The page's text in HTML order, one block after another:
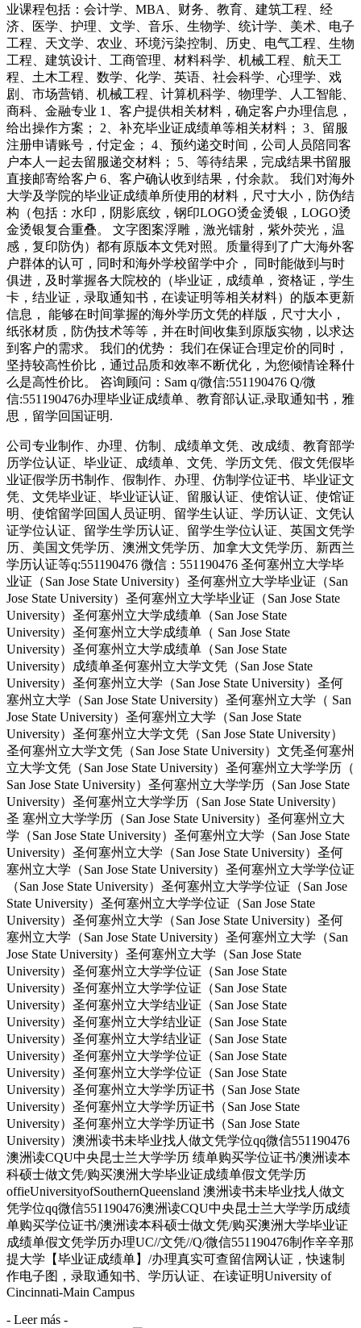
业课程包括：会计学、MBA、财务、教育、建筑工程、经
济、医学、护理、文学、音乐、生物学、统计学、美术、电子
工程、天文学、农业、环境污染控制、历史、电气工程、生物
工程、建筑设计、工商管理、材料科学、机械工程、航天工
程、土木工程、数学、化学、英语、社会科学、心理学、戏
剧、市场营销、机械工程、计算机科学、物理学、人工智能、
商科、金融专业 1、客户提供相关材料，确定客户办理信息，
给出操作方案； 2、补充毕业证成绩单等相关材料； 3、留服
注册申请账号，付定金； 4、预约递交时间，公司人员陪同客
户本人一起去留服递交材料； 5、等待结果，完成结果书留服
直接邮寄给客户 6、客户确认收到结果，付余款。 我们对海外
大学及学院的毕业证成绩单所使用的材料，尺寸大小，防伪结
构（包括：水印，阴影底纹，钢印LOGO烫金烫银，LOGO烫
金烫银复合重叠。 文字图案浮雕，激光镭射，紫外荧光，温
感，复印防伪）都有原版本文凭对照。质量得到了广大海外客
户群体的认可，同时和海外学校留学中介， 同时能做到与时
俱进，及时掌握各大院校的（毕业证，成绩单，资格证，学生
卡，结业证，录取通知书，在读证明等相关材料）的版本更新
信息， 能够在时间掌握的海外学历文凭的样版，尺寸大小，
纸张材质，防伪技术等等，并在时间收集到原版实物，以求达
到客户的需求。 我们的优势： 我们在保证合理定价的同时，
坚持较高性价比，通过品质和效率不断优化，为您倾情诠释什
么是高性价比。 咨询顾问：Sam q/微信:551190476 Q/微
信:551190476办理毕业证成绩单、教育部认证,录取通知书，雅
思，留学回国证明.
公司专业制作、办理、仿制、成绩单文凭、改成绩、教育部学
历学位认证、毕业证、成绩单、文凭、学历文凭、假文凭假毕
业证假学历书制作、假制作、办理、仿制学位证书、毕业证文
凭、文凭毕业证、毕业证认证、留服认证、使馆认证、使馆证
明、使馆留学回国人员证明、留学生认证、学历认证、文凭认
证学位认证、留学生学历认证、留学生学位认证、英国文凭学
历、美国文凭学历、澳洲文凭学历、加拿大文凭学历、新西兰
学历认证等q:551190476 微信：551190476 圣何塞州立大学毕
业证（San Jose State University）圣何塞州立大学毕业证（San
Jose State University）圣何塞州立大学毕业证（San Jose State
University）圣何塞州立大学成绩单（San Jose State
University）圣何塞州立大学成绩单（ San Jose State
University）圣何塞州立大学成绩单（San Jose State
University）成绩单圣何塞州立大学文凭（San Jose State
University）圣何塞州立大学（San Jose State University）圣何
塞州立大学（San Jose State University）圣何塞州立大学（ San
Jose State University）圣何塞州立大学（San Jose State
University）圣何塞州立大学文凭（San Jose State University）
圣何塞州立大学文凭（San Jose State University）文凭圣何塞州
立大学文凭（San Jose State University）圣何塞州立大学学历（
San Jose State University）圣何塞州立大学学历（San Jose State
University）圣何塞州立大学学历（San Jose State University）
圣 塞州立大学学历（San Jose State University）圣何塞州立大
学（San Jose State University）圣何塞州立大学（San Jose State
University）圣何塞州立大学（San Jose State University）圣何
塞州立大学（San Jose State University）圣何塞州立大学学位证
（San Jose State University）圣何塞州立大学学位证（San Jose
State University）圣何塞州立大学学位证（San Jose State
University）圣何塞州立大学（San Jose State University）圣何
塞州立大学（San Jose State University）圣何塞州立大学（San
Jose State University）圣何塞州立大学（San Jose State
University）圣何塞州立大学学位证（San Jose State
University）圣何塞州立大学学位证（San Jose State
University）圣何塞州立大学结业证（San Jose State
University）圣何塞州立大学结业证（San Jose State
University）圣何塞州立大学结业证（San Jose State
University）圣何塞州立大学学位证（San Jose State
University）圣何塞州立大学学位证（San Jose State
University）圣何塞州立大学学历证书（San Jose State
University）圣何塞州立大学学历证书（San Jose State
University）圣何塞州立大学学历证书（San Jose State
University）澳洲读书未毕业找人做文凭学位qq微信551190476
澳洲读CQU中央昆士兰大学学历 绩单购买学位证书/澳洲读本
科硕士做文凭/购买澳洲大学毕业证成绩单假文凭学历
offieUniversityofSouthernQueensland 澳洲读书未毕业找人做文
凭学位qq微信551190476澳洲读CQU中央昆士兰大学学历成绩
单购买学位证书/澳洲读本科硕士做文凭/购买澳洲大学毕业证
成绩单假文凭学历办理UC//文凭//Q/微信551190476制作辛辛那
提大学【毕业证成绩单】/办理真实可查留信网认证，快速制
作电子图，录取通知书、学历认证、在读证明University of
Cincinnati-Main Campus
- Leer más -